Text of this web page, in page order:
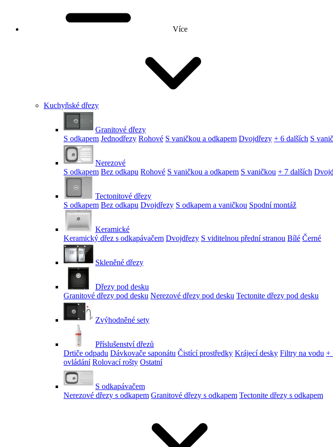
Více
Kuchyňské dřezy
Granitové dřezy
S odkapem Jednodřezy Rohové S vaničkou a odkapem Dvojdřezy + 6 dalších S
Nerezové
S odkapem Bez odkapu Rohové S vaničkou a odkapem S vaničkou + 7 dalších
Tectonitové dřezy
S odkapem Bez odkapu Dvojdřezy S odkapem a vaničkou Spodní montáž
Keramické
Keramický dřez s odkapávačem Dvojdřezy S viditelnou přední stranou Bílé Černé
Skleněné dřezy
Dřezy pod desku
Granitové dřezy pod desku Nerezové dřezy pod desku Tectonite dřezy pod desku
Zvýhodněné sety
Příslušenství dřezů
Drtiče odpadu Dávkovače saponátu Čistící prostředky Krájecí desky Filtry na vodu +
ovládání Rolovací rošty Ostatní
S odkapávačem
Nerezové dřezy s odkapem Granitové dřezy s odkapem Tectonite dřezy s odkapem